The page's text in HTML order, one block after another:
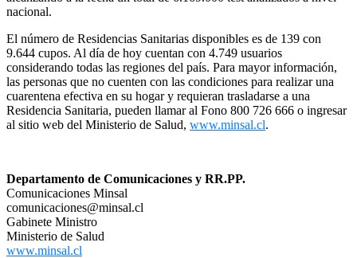
nacional.
El número de Residencias Sanitarias disponibles es de 139 con
9.644 cupos. Al día de hoy cuentan con 4.749 usuarios
considerando todas las regiones del país. Para mayor información,
las personas que no cuenten con las condiciones para realizar una
cuarentena efectiva en su hogar y requieran trasladarse a una
Residencia Sanitaria, pueden llamar al Fono 800 726 666 o ingresar
al sitio web del Ministerio de Salud, www.minsal.cl.
Departamento de Comunicaciones y RR.PP.
Comunicaciones Minsal
comunicaciones@minsal.cl
Gabinete Ministro
Ministerio de Salud
www.minsal.cl